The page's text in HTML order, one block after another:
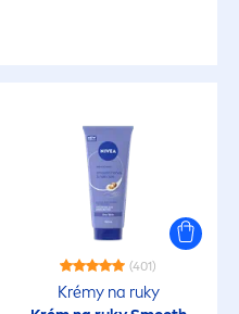
(401)
Krémy na ruky